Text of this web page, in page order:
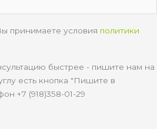
принимаете условия политики
быстрее - пишите нам на
есть кнопка "Пишите в
+7 (918)358-01-29